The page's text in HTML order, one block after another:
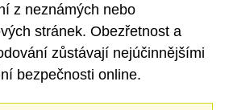
z neznámých nebo
stránek. Obezřetnost a
zůstávají nejúčinnějšími
bezpečnosti online.